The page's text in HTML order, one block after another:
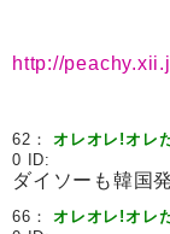
http://
62：オレオレ!オレ
0 ID:
ダイソーも韓国
66：オレオレ!オレ